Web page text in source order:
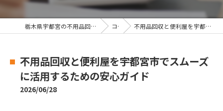
栃木県宇都宮の不用品回収・便利屋なら合同会社ライフサービス コラム 不用品回収と便利屋を宇都宮市でスムーズに活用するための安心ガイド
不用品回収と便利屋を宇都宮市でスムーズ
に活用するための安心ガイド
2026/06/28